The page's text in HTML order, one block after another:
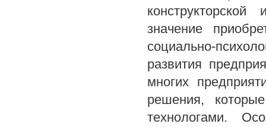
значение
социально-
развития
многих
решения,
технологами.